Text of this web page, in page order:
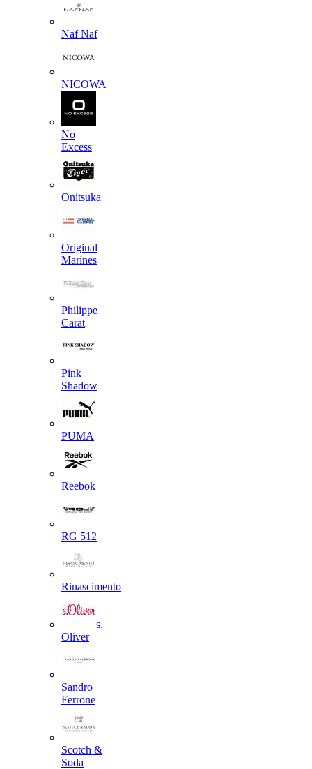
Naf Naf
NICOWA
No
Excess
Onitsuka
Original
Marines
Philippe
Carat
Pink
Shadow
PUMA
Reebok
RG 512
Rinascimento
s.
Oliver
Sandro
Ferrone
Scotch &
Soda